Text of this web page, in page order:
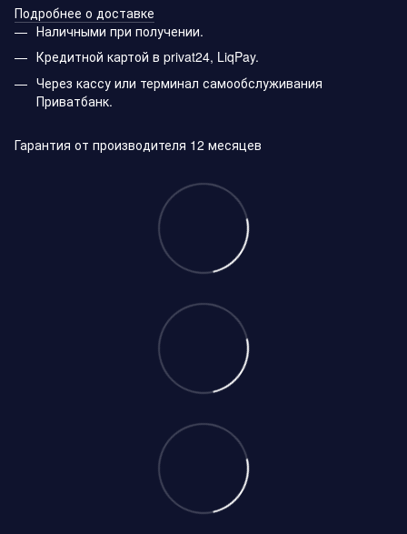
Подробнее о доставке
Наличными при получении.
Кредитной картой в privat24, LiqPay.
Через кассу или терминал самообслуживания
Приватбанк.
Гарантия от производителя 12 месяцев